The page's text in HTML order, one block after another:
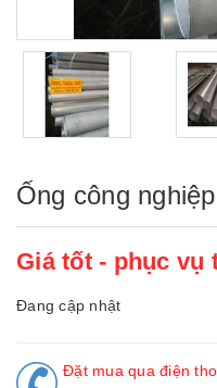
Ống công
Giá tốt - phục vụ
Đang cập nhật
Đặt mua qua điện